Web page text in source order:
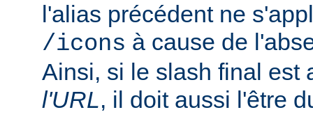
l'alias précédent ne
/icons à cause de
Ainsi, si le slash final est
l'URL, il doit aussi l'être